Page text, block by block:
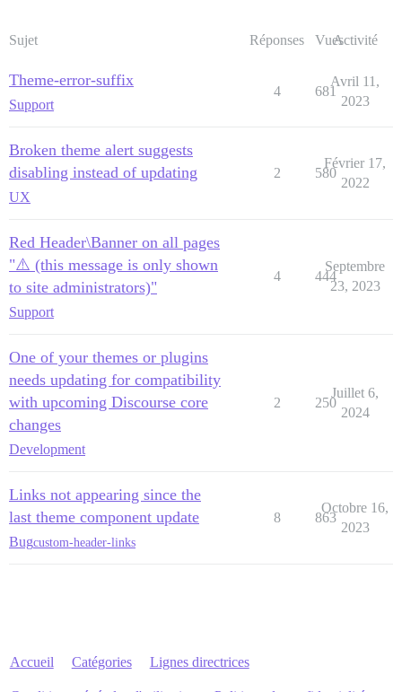
Sujet Réponses VuesActivité
Theme-error-suffix
Support
4 681
Avril 11,
2023
Broken theme alert suggests
disabling instead of updating
UX
2 580
Février 17,
2022
Red Header\Banner on all pages
"⚠️ (this message is only shown
to site administrators)"
Support
4 444
Septembre
23, 2023
One of your themes or plugins
needs updating for compatibility
with upcoming Discourse core
changes
Development
2 250
Juillet 6,
2024
Links not appearing since the
last theme component update
Bugcustom-header-links
8 863
Octobre 16,
2023
Accueil Catégories Lignes directrices